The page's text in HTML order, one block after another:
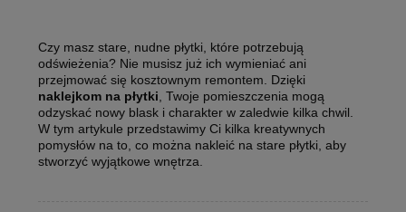
Czy masz stare, nudne płytki, które potrzebują
odświeżenia? Nie musisz już ich wymieniać ani
przejmować się kosztownym remontem. Dzięki
naklejkom na płytki , Twoje pomieszczenia mogą
odzyskać nowy blask i charakter w zaledwie kilka chwil.
W tym artykule przedstawimy Ci kilka kreatywnych
pomysłów na to, co można nakleić na stare płytki, aby
stworzyć wyjątkowe wnętrza.